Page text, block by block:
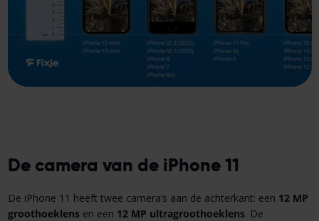
De camera van de iPhone 11
De iPhone 11 heeft twee camera’s aan de achterkant: een 12 MP
groothoeklens en een 12 MP ultragroothoeklens. De